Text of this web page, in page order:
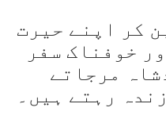
کر اپنے حیرت
خوفناک سفر
مرجاتے
رہتے ہیں۔